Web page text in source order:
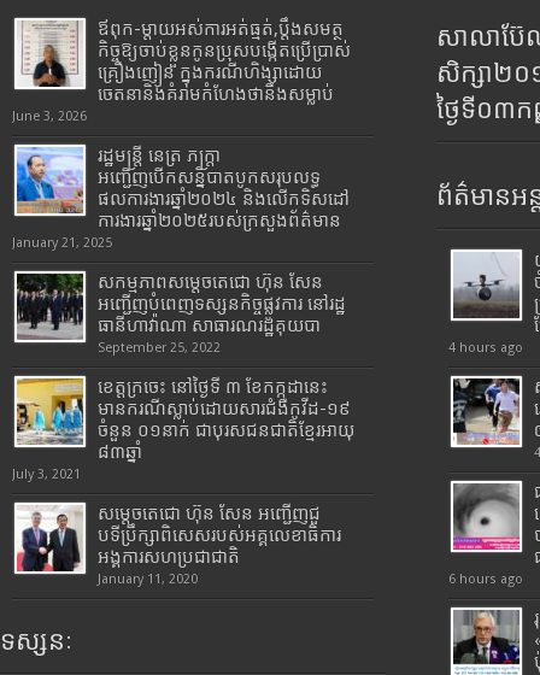
ឪពុក-ម្ដាយអស់ការអត់ធ្មត់,ប្ដឹងសមត្ថ
កិច្ចឱ្យចាប់ខ្លួនកូនប្រុសបង្កើតប្រើប្រាស់
គ្រឿងញៀន ក្នុងករណីហិង្សាដោយ
ចេតនានិងគំរាមកំហែងថានឹងសម្លាប់
June 3, 2026
រដ្ឋមន្រ្តី​ នេត្រ​ ភក្ត្រា​
អញ្ជើញបើកសន្និបាតបូកសរុបលទ្ធ
ផលការងារឆ្នាំ២០២៤ និងលើកទិសដៅ
ការងារឆ្នាំ២០២៥របស់​ក្រសួង​ព័ត៌មាន​
January 21, 2025
សកម្មភាពសម្តេចតេជោ ហ៊ុន សែន
អញ្ជើញបំពេញទស្សនកិច្ចផ្លូវការ នៅរដ្ឋ
ធានីហាវ៉ាណា សាធារណរដ្ឋគុយបា
September 25, 2022
ខេត្តក្រចេះ នៅថ្ងៃទី ៣ ខែកក្កដានេះ
មានករណីស្លាប់ដោយសារជំងឺកូវីដ-១៩
ចំនួន ០១នាក់ ជាបុរសជនជាតិខ្មែរអាយុ
៨៣ឆ្នាំ
July 3, 2021
សម្តេចតេជោ ហ៊ុន សែន អញ្ជើញជួ
បទីប្រឹក្សាពិសេសរបស់អគ្គលេខាធិការ
អង្គការសហប្រជាជាតិ
January 11, 2020
ទស្សនៈ
សាលាប៊ែ
សិក្សា២
ថ្ងៃទី០៣
ព័ត៌មានអន្
4 hours ago
6 hours ago